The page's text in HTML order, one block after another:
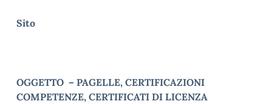
Sito
OGGETTO – PAGELLE, CERTIFICAZIONI
COMPETENZE, CERTIFICATI DI LICENZA